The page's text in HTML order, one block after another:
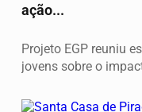
ação...
Projeto EGP reuniu
jovens sobre o